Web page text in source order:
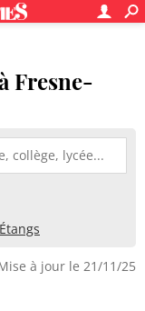
Fresne-
à jour le 21/11/25